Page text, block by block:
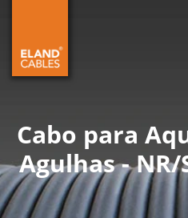
Cabo para
Agulhas - NR/